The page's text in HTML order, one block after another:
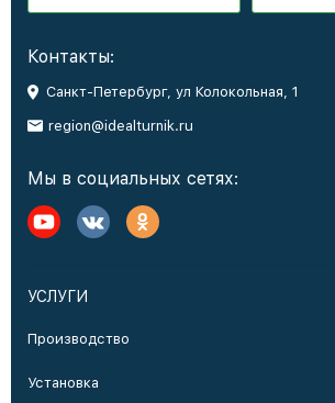
Контакты:
Санкт-Петербург, ул Колокольная, 1
region@idealturnik.ru
Мы в социальных сетях:
УСЛУГИ
Производство
Установка